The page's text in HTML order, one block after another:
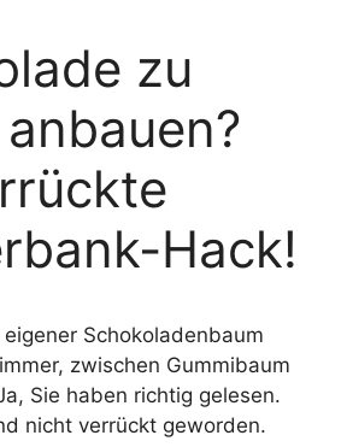
zu
Hack!
Schokoladenbaum
zwischen Gummibaum
Sie haben richtig gelesen.
nicht verrückt geworden.